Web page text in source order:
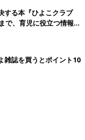
する本『ひよこクラブ
、育児に役立つ情報が
雑誌を買うとポイント10